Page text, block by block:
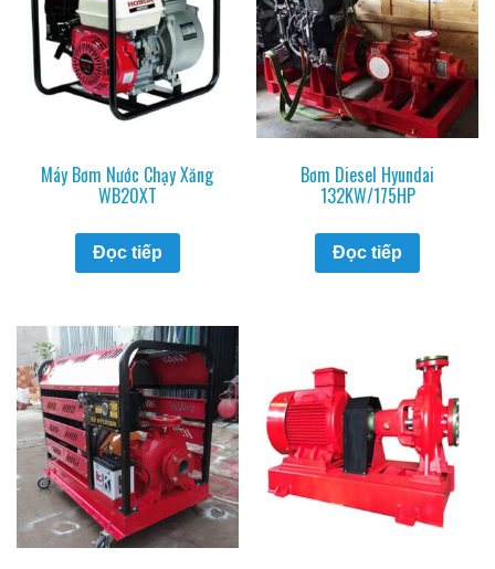
Máy Bơm Nước Chạy Xăng
WB20XT
Đọc tiếp
Bơm Diesel Hyundai
132KW/175HP
Đọc tiếp